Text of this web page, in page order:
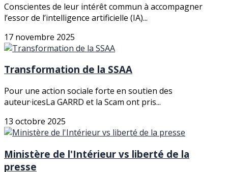
Conscientes de leur intérêt commun à accompagner
l’essor de l’intelligence artificielle (IA)...
17 novembre 2025
Transformation de la SSAA
Pour une action sociale forte en soutien des
auteur·icesLa GARRD et la Scam ont pris...
13 octobre 2025
Ministère de l'Intérieur vs liberté de la
presse